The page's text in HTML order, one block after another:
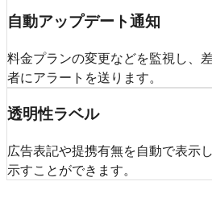
自動アップデート通知
料金プランの変更などを監視し、
者にアラートを送ります。
透明性ラベル
広告表記や提携有無を自動で表示
示すことができます。